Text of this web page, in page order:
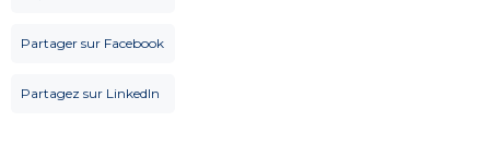
Partager sur Facebook
Partagez sur LinkedIn